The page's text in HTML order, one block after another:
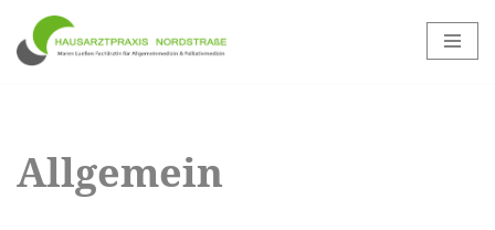
Zum
Allgemein